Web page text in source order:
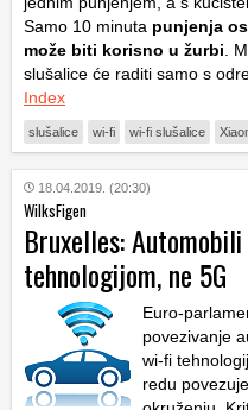
Samo 10 minuta punjenja
može biti korisno u žurbi .
slušalice će raditi samo s
Index
slušalice wi-fi wi-fi slušalice
18.04.2019. (20:30)
WilksFigen
Bruxelles:
tehnologijom, ne 5G
Euro-
povezivanje
wi-fi
redu